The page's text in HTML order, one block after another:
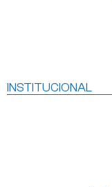
INSTITUCIONAL